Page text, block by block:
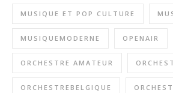
MUSIQUE ET POP CULTURE
MUSIQUEMODERNE OPENAIR
ORCHESTRE AMATEUR
ORCHESTREBELGIQUE